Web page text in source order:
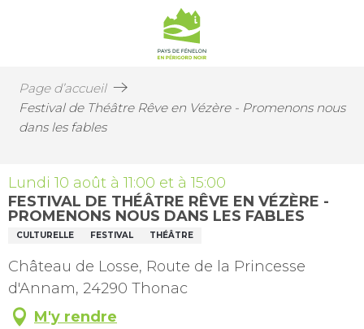
Page d’accueil
Festival de Théâtre Rêve en Vézère - Promenons nous
dans les fables
Lundi 10 août à 11:00 et à 15:00
FESTIVAL DE THÉÂTRE RÊVE EN VÉZÈRE -
PROMENONS NOUS DANS LES FABLES
CULTURELLE FESTIVAL THÉÂTRE
Château de Losse, Route de la Princesse
d'Annam, 24290 Thonac
M'y rendre